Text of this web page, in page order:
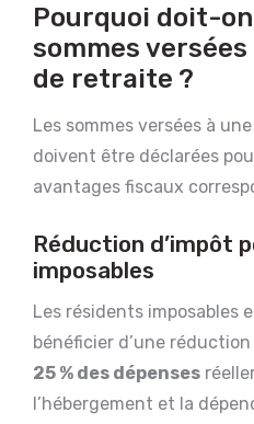
Pourquoi doit-
sommes
de retraite ?
Les sommes versées à
doivent être déclarées
avantages fiscaux
Réduction d’impôt
imposables
Les résidents imposables
bénéficier d’une réduction
25 % des dépenses
l’hébergement et la